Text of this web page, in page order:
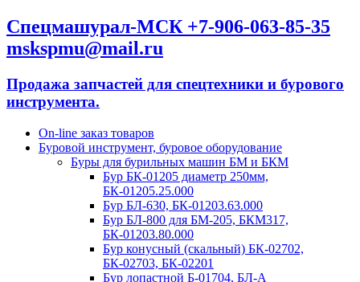
Спецмашурал-МСК +7-906-063-85-35
mskspmu@mail.ru
Продажа запчастей для спецтехники и бурового
инструмента.
On-line заказ товаров
Буровой инструмент, буровое оборудование
Буры для бурильных машин БМ и БКМ
Бур БК-01205 диаметр 250мм,
БК-01205.25.000
Бур БЛ-630, БК-01203.63.000
Бур БЛ-800 для БМ-205, БКМ317,
БК-01203.80.000
Бур конусный (скальный) БК-02702,
БК-02703, БК-02201
Бур лопастной Б-01704, БЛ-А